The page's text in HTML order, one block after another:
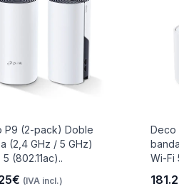
P9 (2-pack) Doble
(2,4 GHz / 5 GHz)
(802.11ac)..
(IVA incl.)
Deco
Wi-Fi